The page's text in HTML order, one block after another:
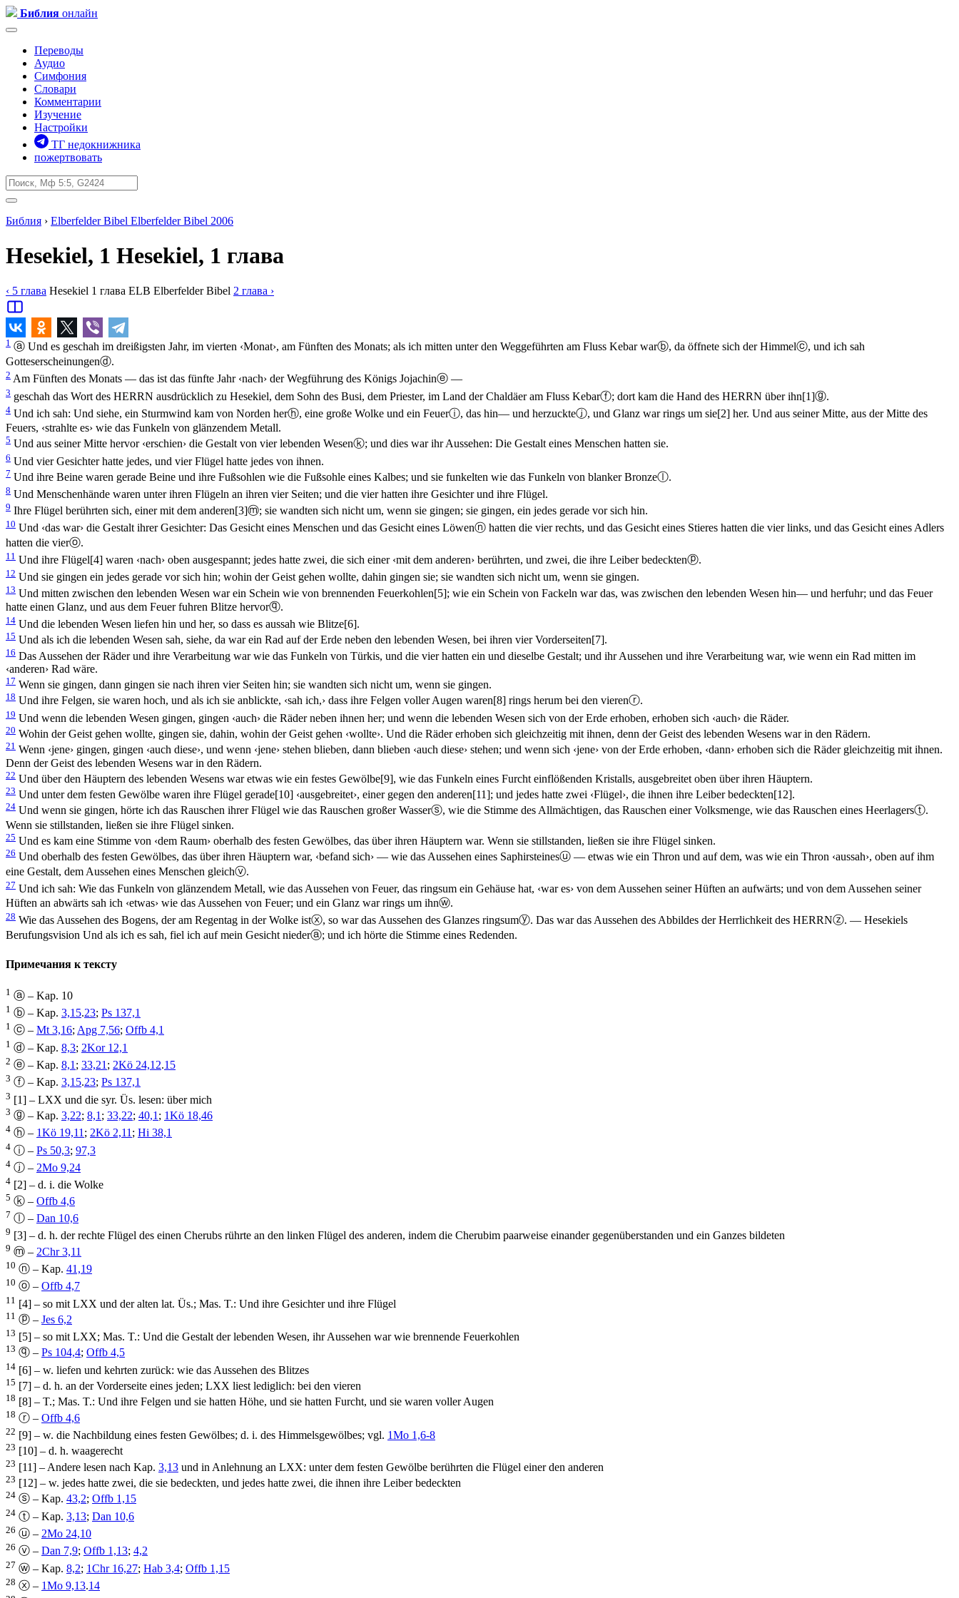
Библия онлайн
Переводы
Аудио
Симфония
Словари
Комментарии
Изучение
Настройки
ТГ недокнижника
пожертвовать
Библия › Elberfelder Bibel Elberfelder Bibel 2006
Hesekiel, 1 Hesekiel, 1 глава
‹ 5 глава Hesekiel 1 глава ELB Elberfelder Bibel 2 глава ›
1 ⓐ Und es geschah im dreißigsten Jahr, im vierten ‹Monat›, am Fünften des Monats; als ich mitten unter den Weggeführten am Fluss Kebar warⓑ, da öffnete sich der Himmelⓒ, und ich sah
Gotteserscheinungenⓓ.
2 Am Fünften des Monats — das ist das fünfte Jahr ‹nach› der Wegführung des Königs Jojachinⓔ —
3 geschah das Wort des HERRN ausdrücklich zu Hesekiel, dem Sohn des Busi, dem Priester, im Land der Chaldäer am Fluss Kebarⓕ; dort kam die Hand des HERRN über ihn[1]ⓖ.
4 Und ich sah: Und siehe, ein Sturmwind kam von Norden herⓗ, eine große Wolke und ein Feuerⓘ, das hin— und herzuckteⓙ, und Glanz war rings um sie[2] her. Und aus seiner Mitte, aus der Mitte des
Feuers, ‹strahlte es› wie das Funkeln von glänzendem Metall.
5 Und aus seiner Mitte hervor ‹erschien› die Gestalt von vier lebenden Wesenⓚ; und dies war ihr Aussehen: Die Gestalt eines Menschen hatten sie.
6 Und vier Gesichter hatte jedes, und vier Flügel hatte jedes von ihnen.
7 Und ihre Beine waren gerade Beine und ihre Fußsohlen wie die Fußsohle eines Kalbes; und sie funkelten wie das Funkeln von blanker Bronzeⓛ.
8 Und Menschenhände waren unter ihren Flügeln an ihren vier Seiten; und die vier hatten ihre Gesichter und ihre Flügel.
9 Ihre Flügel berührten sich, einer mit dem anderen[3]ⓜ; sie wandten sich nicht um, wenn sie gingen; sie gingen, ein jedes gerade vor sich hin.
10 Und ‹das war› die Gestalt ihrer Gesichter: Das Gesicht eines Menschen und das Gesicht eines Löwenⓝ hatten die vier rechts, und das Gesicht eines Stieres hatten die vier links, und das Gesicht eines Adlers
hatten die vierⓞ.
11 Und ihre Flügel[4] waren ‹nach› oben ausgespannt; jedes hatte zwei, die sich einer ‹mit dem anderen› berührten, und zwei, die ihre Leiber bedecktenⓟ.
12 Und sie gingen ein jedes gerade vor sich hin; wohin der Geist gehen wollte, dahin gingen sie; sie wandten sich nicht um, wenn sie gingen.
13 Und mitten zwischen den lebenden Wesen war ein Schein wie von brennenden Feuerkohlen[5]; wie ein Schein von Fackeln war das, was zwischen den lebenden Wesen hin— und herfuhr; und das Feuer
hatte einen Glanz, und aus dem Feuer fuhren Blitze hervorⓠ.
14 Und die lebenden Wesen liefen hin und her, so dass es aussah wie Blitze[6].
15 Und als ich die lebenden Wesen sah, siehe, da war ein Rad auf der Erde neben den lebenden Wesen, bei ihren vier Vorderseiten[7].
16 Das Aussehen der Räder und ihre Verarbeitung war wie das Funkeln von Türkis, und die vier hatten ein und dieselbe Gestalt; und ihr Aussehen und ihre Verarbeitung war, wie wenn ein Rad mitten im
‹anderen› Rad wäre.
17 Wenn sie gingen, dann gingen sie nach ihren vier Seiten hin; sie wandten sich nicht um, wenn sie gingen.
18 Und ihre Felgen, sie waren hoch, und als ich sie anblickte, ‹sah ich,› dass ihre Felgen voller Augen waren[8] rings herum bei den vierenⓡ.
19 Und wenn die lebenden Wesen gingen, gingen ‹auch› die Räder neben ihnen her; und wenn die lebenden Wesen sich von der Erde erhoben, erhoben sich ‹auch› die Räder.
20 Wohin der Geist gehen wollte, gingen sie, dahin, wohin der Geist gehen ‹wollte›. Und die Räder erhoben sich gleichzeitig mit ihnen, denn der Geist des lebenden Wesens war in den Rädern.
21 Wenn ‹jene› gingen, gingen ‹auch diese›, und wenn ‹jene› stehen blieben, dann blieben ‹auch diese› stehen; und wenn sich ‹jene› von der Erde erhoben, ‹dann› erhoben sich die Räder gleichzeitig mit ihnen.
Denn der Geist des lebenden Wesens war in den Rädern.
22 Und über den Häuptern des lebenden Wesens war etwas wie ein festes Gewölbe[9], wie das Funkeln eines Furcht einflößenden Kristalls, ausgebreitet oben über ihren Häuptern.
23 Und unter dem festen Gewölbe waren ihre Flügel gerade[10] ‹ausgebreitet›, einer gegen den anderen[11]; und jedes hatte zwei ‹Flügel›, die ihnen ihre Leiber bedeckten[12].
24 Und wenn sie gingen, hörte ich das Rauschen ihrer Flügel wie das Rauschen großer Wasserⓢ, wie die Stimme des Allmächtigen, das Rauschen einer Volksmenge, wie das Rauschen eines Heerlagersⓣ.
Wenn sie stillstanden, ließen sie ihre Flügel sinken.
25 Und es kam eine Stimme von ‹dem Raum› oberhalb des festen Gewölbes, das über ihren Häuptern war. Wenn sie stillstanden, ließen sie ihre Flügel sinken.
26 Und oberhalb des festen Gewölbes, das über ihren Häuptern war, ‹befand sich› — wie das Aussehen eines Saphirsteinesⓤ — etwas wie ein Thron und auf dem, was wie ein Thron ‹aussah›, oben auf ihm
eine Gestalt, dem Aussehen eines Menschen gleichⓥ.
27 Und ich sah: Wie das Funkeln von glänzendem Metall, wie das Aussehen von Feuer, das ringsum ein Gehäuse hat, ‹war es› von dem Aussehen seiner Hüften an aufwärts; und von dem Aussehen seiner
Hüften an abwärts sah ich ‹etwas› wie das Aussehen von Feuer; und ein Glanz war rings um ihnⓦ.
28 Wie das Aussehen des Bogens, der am Regentag in der Wolke istⓧ, so war das Aussehen des Glanzes ringsumⓨ. Das war das Aussehen des Abbildes der Herrlichkeit des HERRNⓩ. — Hesekiels
Berufungsvision Und als ich es sah, fiel ich auf mein Gesicht niederⓐ; und ich hörte die Stimme eines Redenden.
Примечания к тексту
1 ⓐ – Kap. 10
1 ⓑ – Kap. 3,15.23; Ps 137,1
1 ⓒ – Mt 3,16;Apg 7,56; Offb 4,1
1 ⓓ – Kap. 8,3; 2Kor 12,1
2 ⓔ – Kap. 8,1 ; 33,21 ; 2Kö 24,12.15
3 ⓕ – Kap. 3,15.23; Ps 137,1
3 [1] – LXX und die syr. Üs. lesen: über mich
3 ⓖ – Kap. 3,22; 8,1 ; 33,22; 40,1 ; 1Kö 18,46
4 ⓗ – 1Kö 19,11; 2Kö 2,11; Hi 38,1
4 ⓘ – Ps 50,3; 97,3
4 ⓙ – 2Mo 9,24
4 [2] – d. i. die Wolke
5 ⓚ – Offb 4,6
7 ⓛ – Dan 10,6
9 [3] – d. h. der rechte Flügel des einen Cherubs rührte an den linken Flügel des anderen, indem die Cherubim paarweise einander gegenüberstanden und ein Ganzes bildeten
9 ⓜ – 2Chr 3,11
10 ⓝ – Kap. 41,19
10 ⓞ – Offb 4,7
11 [4] – so mit LXX und der alten lat. Üs.; Mas. T.: Und ihre Gesichter und ihre Flügel
11 ⓟ – Jes 6,2
13 [5] – so mit LXX; Mas. T.: Und die Gestalt der lebenden Wesen, ihr Aussehen war wie brennende Feuerkohlen
13 ⓠ – Ps 104,4; Offb 4,5
14 [6] – w. liefen und kehrten zurück: wie das Aussehen des Blitzes
15 [7] – d. h. an der Vorderseite eines jeden; LXX liest lediglich: bei den vieren
18 [8] – T.; Mas. T.: Und ihre Felgen und sie hatten Höhe, und sie hatten Furcht, und sie waren voller Augen
18 ⓡ – Offb 4,6
22 [9] – w. die Nachbildung eines festen Gewölbes; d. i. des Himmelsgewölbes; vgl. 1Mo 1,6-8
23 [10] – d. h. waagerecht
23 [11] – Andere lesen nach Kap. 3,13 und in Anlehnung an LXX: unter dem festen Gewölbe berührten die Flügel einer den anderen
23 [12] – w. jedes hatte zwei, die sie bedeckten, und jedes hatte zwei, die ihnen ihre Leiber bedeckten
24 ⓢ – Kap. 43,2; Offb 1,15
24 ⓣ – Kap. 3,13; Dan 10,6
26 ⓤ – 2Mo 24,10
26 ⓥ – Dan 7,9; Offb 1,13; 4,2
27 ⓦ – Kap. 8,2; 1Chr 16,27; Hab 3,4; Offb 1,15
28 ⓧ – 1Mo 9,13.14